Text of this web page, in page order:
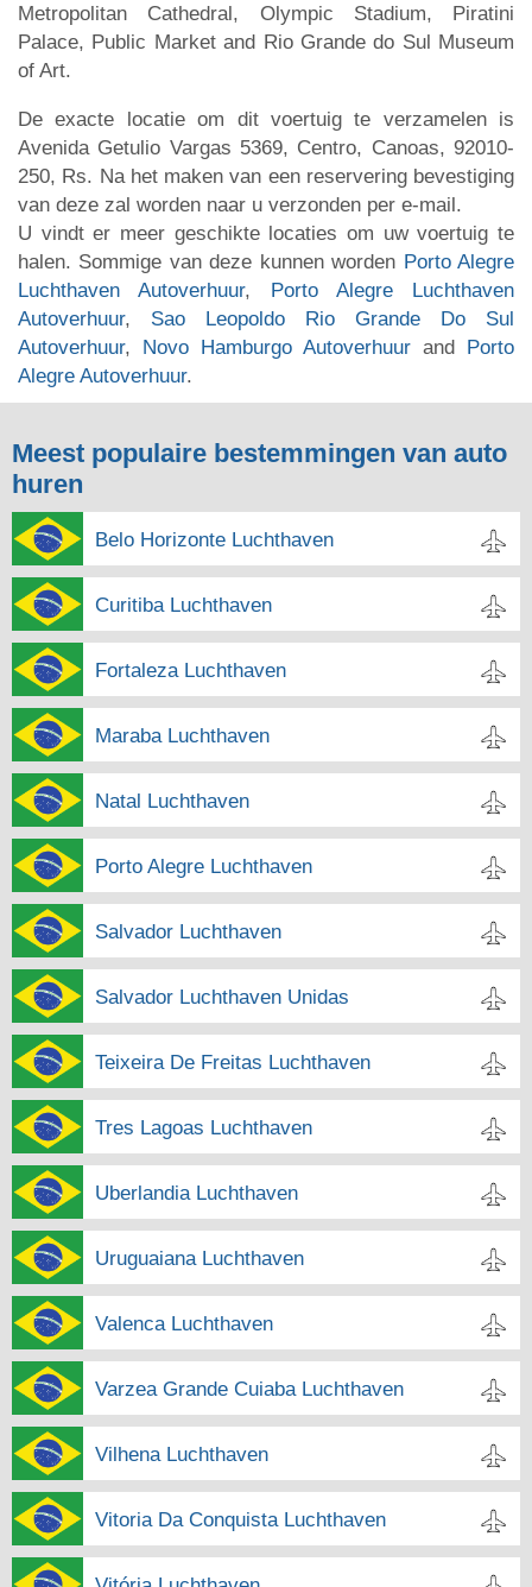
Metropolitan Cathedral, Olympic Stadium, Piratini
Palace, Public Market and Rio Grande do Sul Museum
of Art.
De exacte locatie om dit voertuig te verzamelen is
Avenida Getulio Vargas 5369, Centro, Canoas, 92010-
250, Rs. Na het maken van een reservering bevestiging
van deze zal worden naar u verzonden per e-mail.
U vindt er meer geschikte locaties om uw voertuig te
halen. Sommige van deze kunnen worden Porto Alegre
Luchthaven Autoverhuur, Porto Alegre Luchthaven
Autoverhuur, Sao Leopoldo Rio Grande Do Sul
Autoverhuur, Novo Hamburgo Autoverhuur and Porto
Alegre Autoverhuur.
Meest populaire bestemmingen van auto
huren
Belo Horizonte Luchthaven
Curitiba Luchthaven
Fortaleza Luchthaven
Maraba Luchthaven
Natal Luchthaven
Porto Alegre Luchthaven
Salvador Luchthaven
Salvador Luchthaven Unidas
Teixeira De Freitas Luchthaven
Tres Lagoas Luchthaven
Uberlandia Luchthaven
Uruguaiana Luchthaven
Valenca Luchthaven
Varzea Grande Cuiaba Luchthaven
Vilhena Luchthaven
Vitoria Da Conquista Luchthaven